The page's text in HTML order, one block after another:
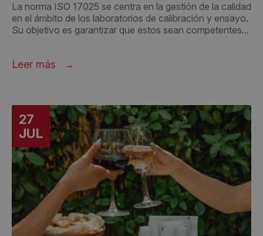
La norma ISO 17025 se centra en la gestión de la calidad
en el ámbito de los laboratorios de calibración y ensayo.
Su objetivo es garantizar que estos sean competentes...
Leer más
27
JUL